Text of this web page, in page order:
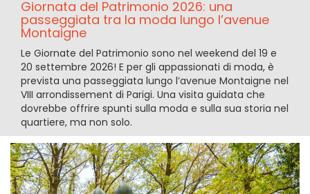
Giornata del Patrimonio 2026: una
passeggiata tra la moda lungo l’avenue
Montaigne
Le Giornate del Patrimonio sono nel weekend del 19 e
20 settembre 2026! E per gli appassionati di moda, è
prevista una passeggiata lungo l’avenue Montaigne nel
VIII arrondissement di Parigi. Una visita guidata che
dovrebbe offrire spunti sulla moda e sulla sua storia nel
quartiere, ma non solo.